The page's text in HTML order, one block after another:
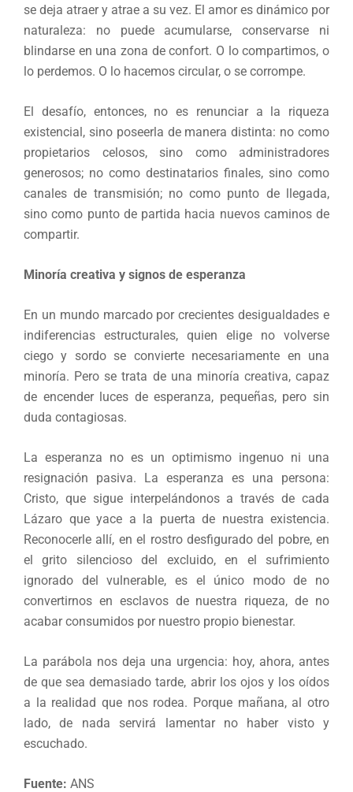
se deja atraer y atrae a su vez. El amor es dinámico por
naturaleza: no puede acumularse, conservarse ni
blindarse en una zona de confort. O lo compartimos, o
lo perdemos. O lo hacemos circular, o se corrompe.
El desafío, entonces, no es renunciar a la riqueza
existencial, sino poseerla de manera distinta: no como
propietarios celosos, sino como administradores
generosos; no como destinatarios finales, sino como
canales de transmisión; no como punto de llegada,
sino como punto de partida hacia nuevos caminos de
compartir.
Minoría creativa y signos de esperanza
En un mundo marcado por crecientes desigualdades e
indiferencias estructurales, quien elige no volverse
ciego y sordo se convierte necesariamente en una
minoría. Pero se trata de una minoría creativa, capaz
de encender luces de esperanza, pequeñas, pero sin
duda contagiosas.
La esperanza no es un optimismo ingenuo ni una
resignación pasiva. La esperanza es una persona:
Cristo, que sigue interpelándonos a través de cada
Lázaro que yace a la puerta de nuestra existencia.
Reconocerle allí, en el rostro desfigurado del pobre, en
el grito silencioso del excluido, en el sufrimiento
ignorado del vulnerable, es el único modo de no
convertirnos en esclavos de nuestra riqueza, de no
acabar consumidos por nuestro propio bienestar.
La parábola nos deja una urgencia: hoy, ahora, antes
de que sea demasiado tarde, abrir los ojos y los oídos
a la realidad que nos rodea. Porque mañana, al otro
lado, de nada servirá lamentar no haber visto y
escuchado.
Fuente: ANS